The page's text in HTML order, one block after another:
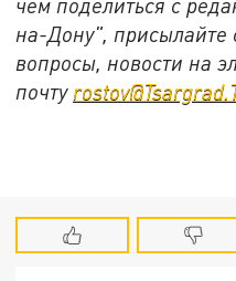
на-Дону", присылайте
вопросы, новости на
почту